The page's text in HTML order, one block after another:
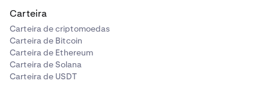
Carteira
Carteira de criptomoedas
Carteira de Bitcoin
Carteira de Ethereum
Carteira de Solana
Carteira de USDT